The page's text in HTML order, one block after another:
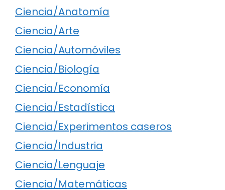
Ciencia/Anatomía
Ciencia/Arte
Ciencia/Automóviles
Ciencia/Biología
Ciencia/Economía
Ciencia/Estadística
Ciencia/Experimentos caseros
Ciencia/Industria
Ciencia/Lenguaje
Ciencia/Matemáticas